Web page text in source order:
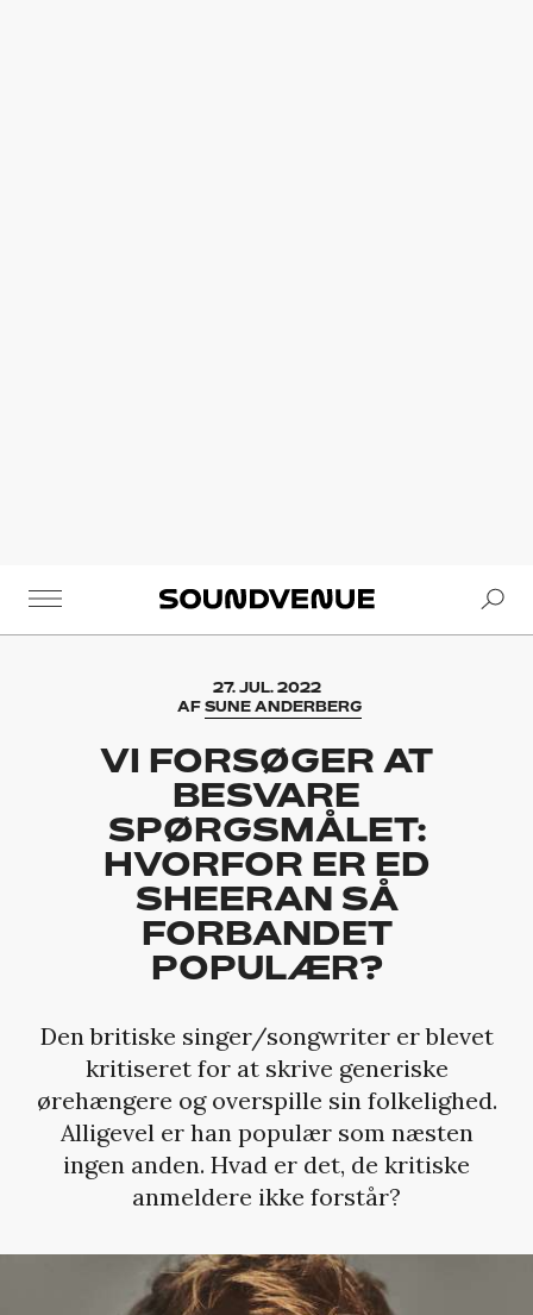
Soundvenue
27. JUL. 2022
AF SUNE ANDERBERG
VI FORSØGER AT
BESVARE
SPØRGSMÅLET:
HVORFOR ER ED
SHEERAN SÅ
FORBANDET
POPULÆR?
Den britiske singer/songwriter er blevet
kritiseret for at skrive generiske
ørehængere og overspille sin folkelighed.
Alligevel er han populær som næsten
ingen anden. Hvad er det, de kritiske
anmeldere ikke forstår?